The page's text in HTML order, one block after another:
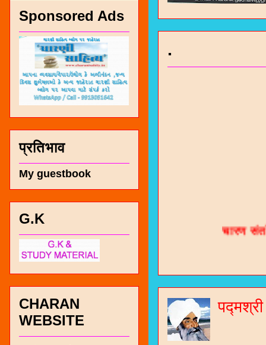
.
भजन /
जनरल
चारणी
Sponsored Ads
प्रतिभाव
My guestbook
G.K
CHARAN
WEBSITE